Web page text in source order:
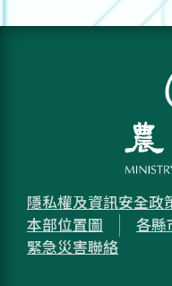
隱私權及資訊安全政
本部位置圖
各縣
緊急災害聯絡